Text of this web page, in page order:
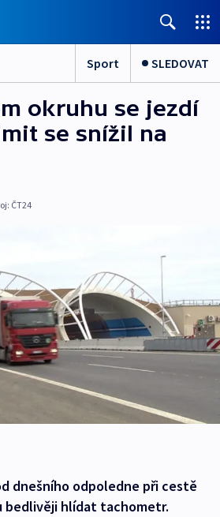
Sport SLEDOVAT
okruhu se jezdí
se snížil na
ČT24
dnešního odpoledne při cestě
bedlivěji hlídat tachometr.